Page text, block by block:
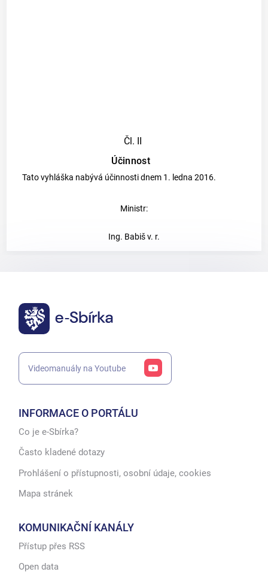
Čl. II
Účinnost
Tato vyhláška nabývá účinnosti dnem 1. ledna 2016.
Ministr:
Ing. Babiš v. r.
Videomanuály na Youtube
INFORMACE O PORTÁLU
Co je e-Sbírka?
Často kladené dotazy
Prohlášení o přístupnosti, osobní údaje, cookies
Mapa stránek
KOMUNIKAČNÍ KANÁLY
Přístup přes RSS
Open data